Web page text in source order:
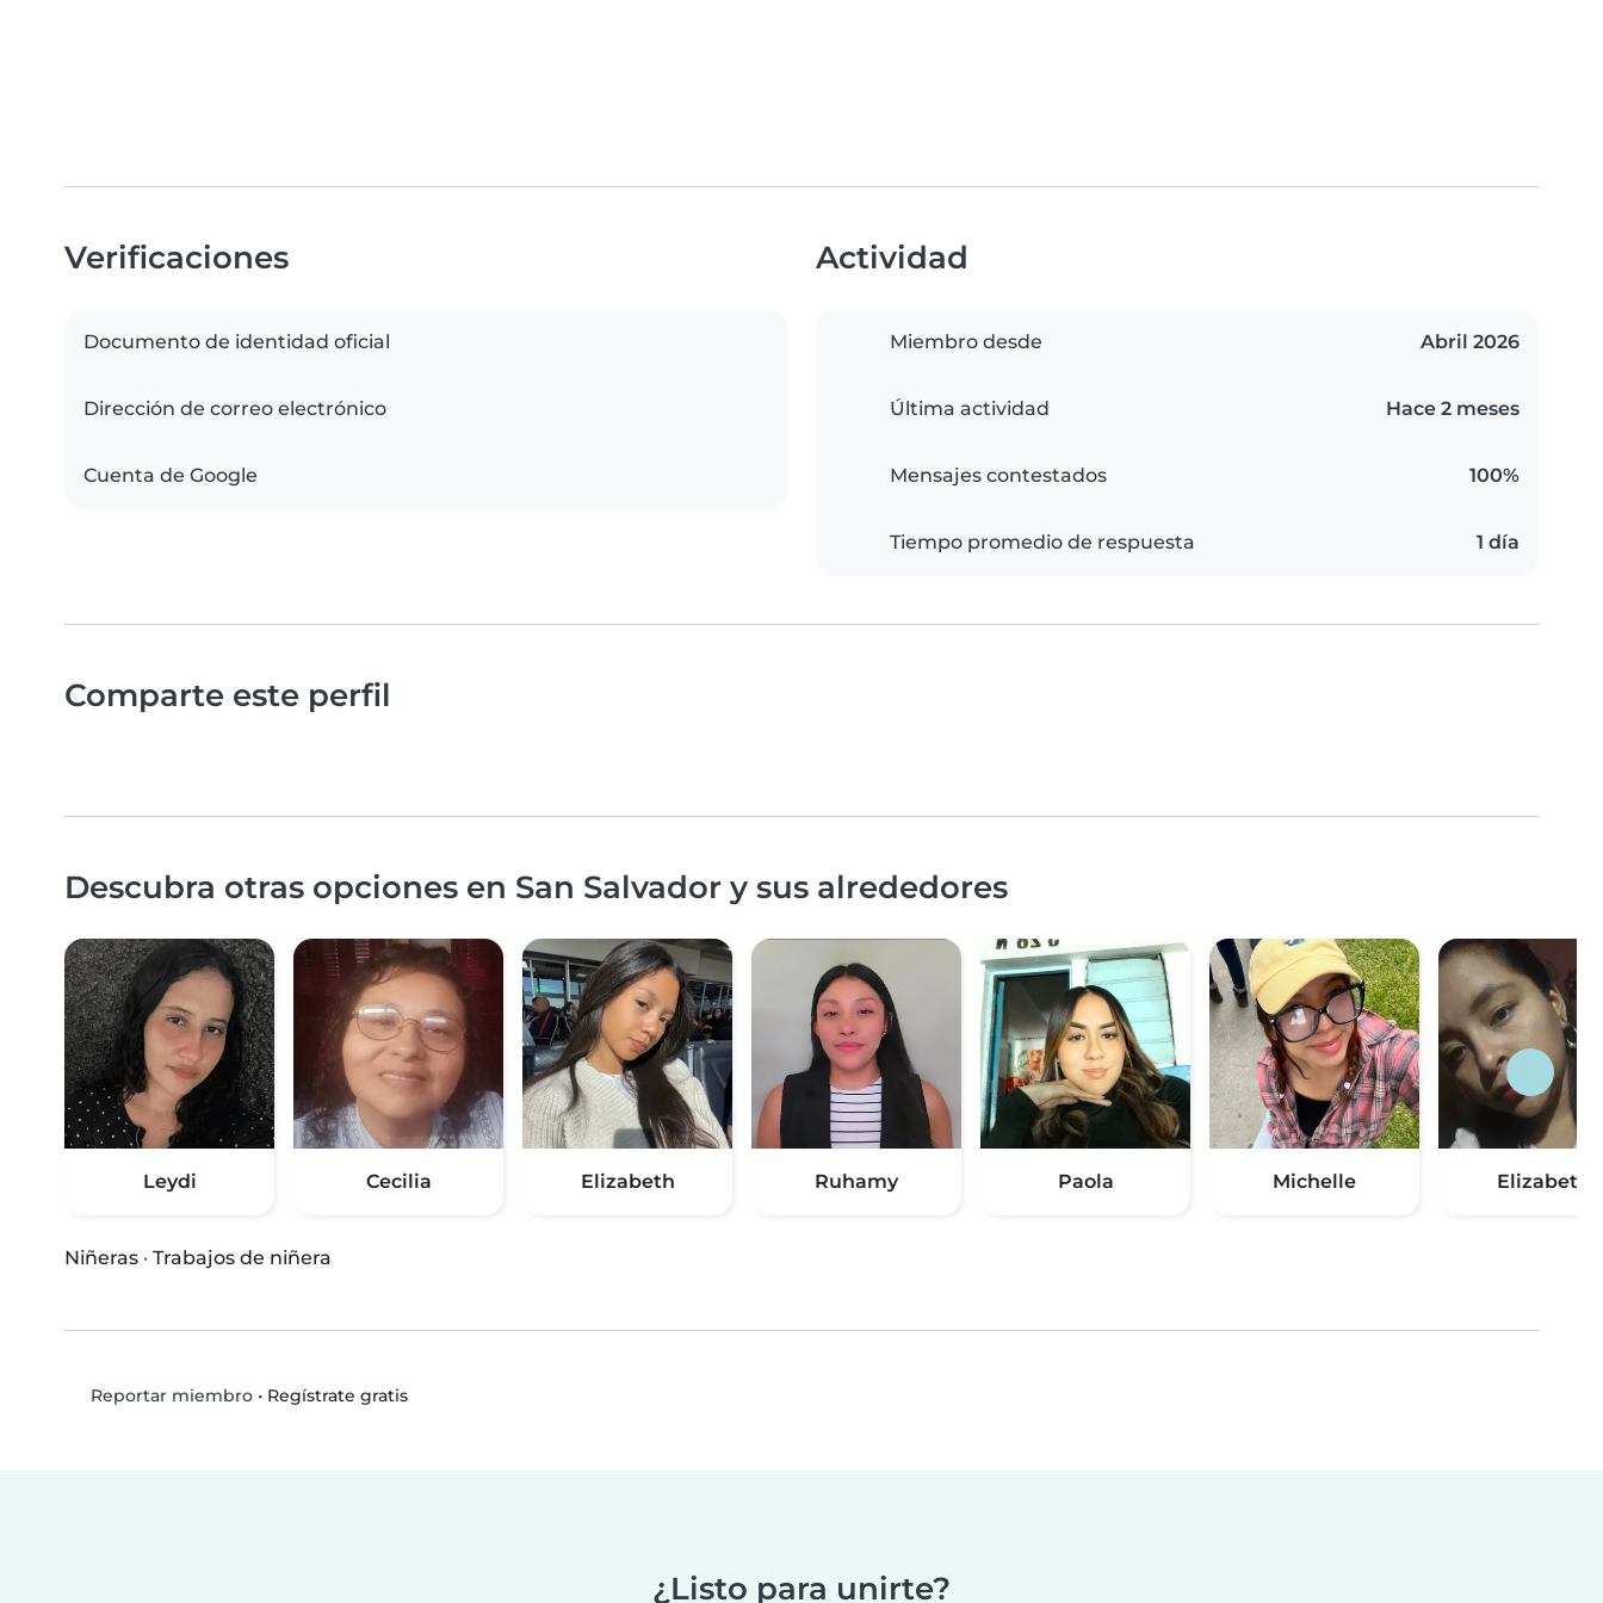
Verificaciones
Documento de identidad oficial
Dirección de correo electrónico
Cuenta de Google
Actividad
Miembro desde Abril 2026
Última actividad Hace 2 meses
Mensajes contestados 100%
Tiempo promedio de respuesta 1 día
Comparte este perfil
Descubra otras opciones en San Salvador y sus alrededores
Leydi Cecilia Elizabeth Ruhamy Paola Michelle Elizabeth
Niñeras · Trabajos de niñera
Reportar miembro• Regístrate gratis
¿Listo para unirte?